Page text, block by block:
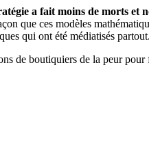
a fait moins de morts et
que ces modèles
qui ont été médiatisés partout.
de boutiquiers de la peur